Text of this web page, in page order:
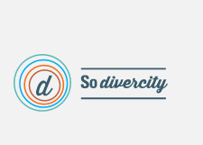
contenu
principal